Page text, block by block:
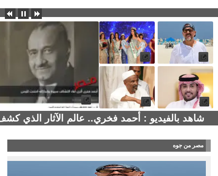
شاهد بالفيديو : أحمد فخري.. عالم الآثار الذي
مصر من جوه